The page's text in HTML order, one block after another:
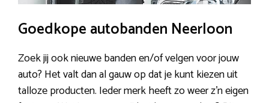
Goedkope autobanden Neerloon
Zoek jij ook nieuwe banden en/of velgen voor jouw
auto? Het valt dan al gauw op dat je kunt kiezen uit
talloze producten. Ieder merk heeft zo weer z’n eigen